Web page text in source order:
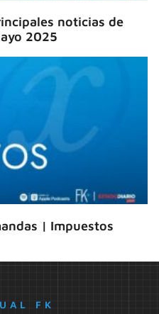
noticias de
2025
| Impuestos
FK